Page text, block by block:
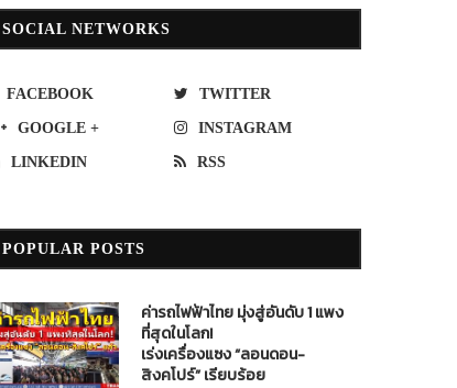
SOCIAL NETWORKS
FACEBOOK TWITTER
GOOGLE + INSTAGRAM
LINKEDIN RSS
POPULAR POSTS
ค่ารถไฟฟ้าไทย มุ่งสู่อันดับ 1 แพง
ที่สุดในโลก!
เร่งเครื่องแซง “ลอนดอน-
สิงคโปร์” เรียบร้อย